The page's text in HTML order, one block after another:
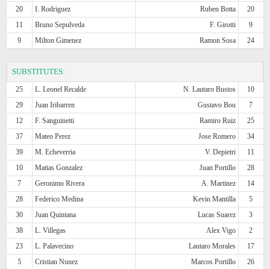
20
I. Rodriguez Ruben Botta
20
11
Bruno Sepulveda F. Girotti
9
9
Milton Gimenez Ramon Sosa 24
SUBSTITUTES:
25 L. Leonel Recalde N. Lautaro Bustos
10
29
Juan Iribarren Gustavo Bou
7
12
F. Sanguinetti Ramiro Ruiz
25
37
Mateo Perez Jose Romero
34
39
M. Echeverria V. Depietri
11
10
Matias Gonzalez Juan Portillo
28
7
Geronimo Rivera A. Martinez
14
28
Federico Medina Kevin Mantilla
5
30
Juan Quintana Lucas Suarez
3
38
L. Villegas Alex Vigo
2
23
L. Palavecino Lautaro Morales
17
5
Cristian Nunez Marcos Portillo 26